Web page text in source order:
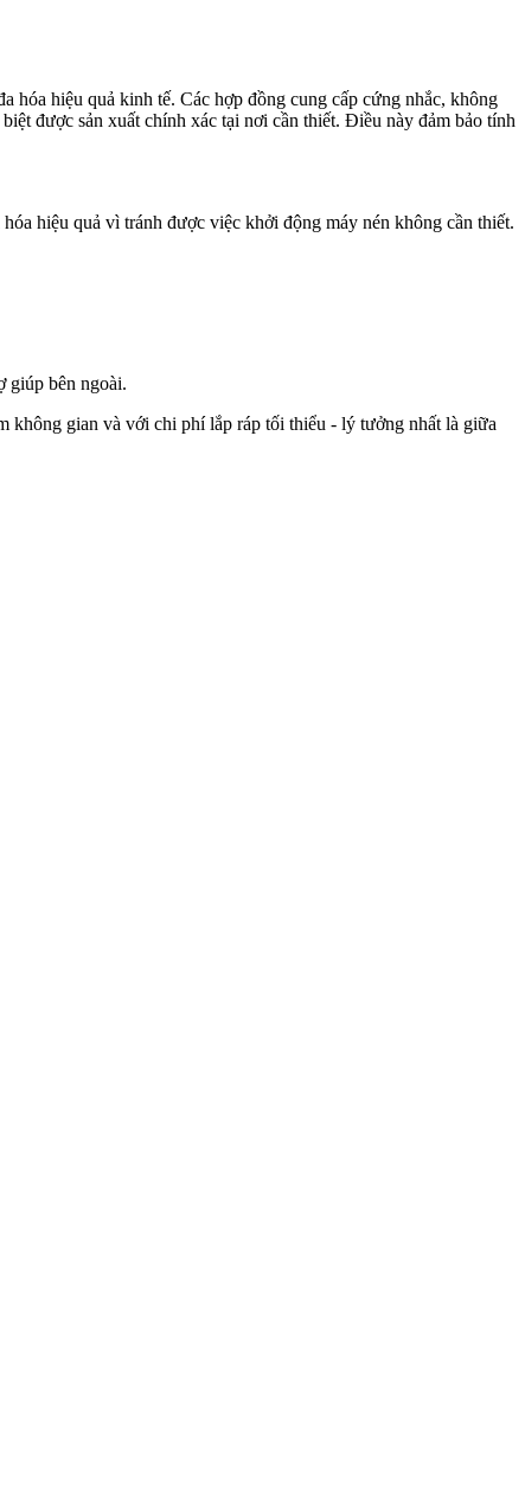
hóa hiệu quả kinh tế. Các hợp đồng cung cấp cứng nhắc, không
được sản xuất chính xác tại nơi cần thiết. Điều này đảm bảo tính
hiệu quả vì tránh được việc khởi động máy nén không cần thiết.
giúp bên ngoài.
không gian và với chi phí lắp ráp tối thiểu - lý tưởng nhất là giữa